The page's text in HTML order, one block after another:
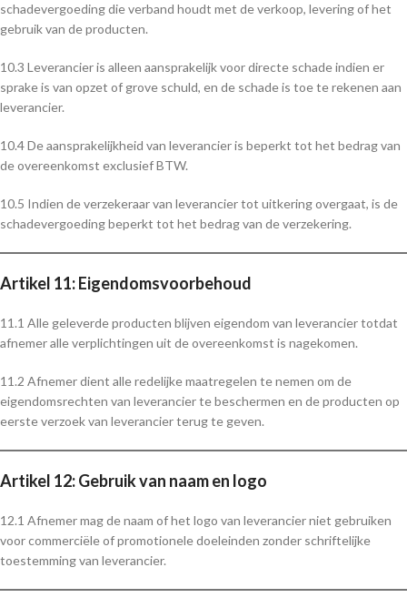
schadevergoeding die verband houdt met de verkoop, levering of het
gebruik van de producten.
10.3 Leverancier is alleen aansprakelijk voor directe schade indien er
sprake is van opzet of grove schuld, en de schade is toe te rekenen aan
leverancier.
10.4 De aansprakelijkheid van leverancier is beperkt tot het bedrag van
de overeenkomst exclusief BTW.
10.5 Indien de verzekeraar van leverancier tot uitkering overgaat, is de
schadevergoeding beperkt tot het bedrag van de verzekering.
Artikel 11: Eigendomsvoorbehoud
11.1 Alle geleverde producten blijven eigendom van leverancier totdat
afnemer alle verplichtingen uit de overeenkomst is nagekomen.
11.2 Afnemer dient alle redelijke maatregelen te nemen om de
eigendomsrechten van leverancier te beschermen en de producten op
eerste verzoek van leverancier terug te geven.
Artikel 12: Gebruik van naam en logo
12.1 Afnemer mag de naam of het logo van leverancier niet gebruiken
voor commerciële of promotionele doeleinden zonder schriftelijke
toestemming van leverancier.